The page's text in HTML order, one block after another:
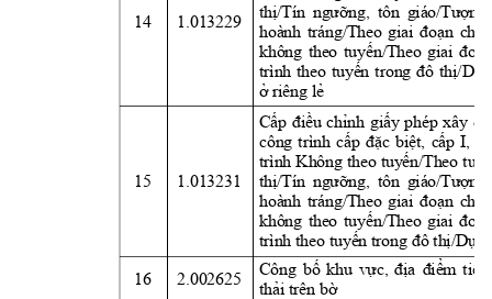
14 1.013229
thị/Tín ngưỡng, tôn giáo/Tượng
hoành tráng/Theo giai đoạn cho
không theo tuyến/Theo giai đoạn
trình theo tuyến trong đô thị/Dự
ở riêng lẻ
15 1.013231
Cấp điều chỉnh giấy phép xây
công trình cấp đặc biệt, cấp I,
trình Không theo tuyến/Theo
thị/Tín ngưỡng, tôn giáo/Tượng
hoành tráng/Theo giai đoạn cho
không theo tuyến/Theo giai đoạn
trình theo tuyến trong đô thị/Dự
16 2.002625
Công bố khu vực, địa điểm tiếp
thải trên bờ